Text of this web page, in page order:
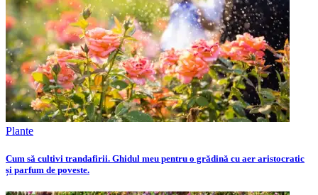
Plante
Cum să cultivi trandafirii. Ghidul meu pentru o grădină cu aer aristocratic
și parfum de poveste.